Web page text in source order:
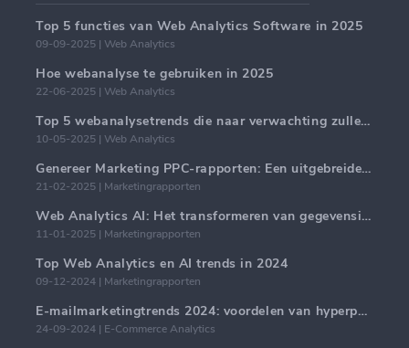
Top 5 functies van Web Analytics Software in 2025
09-09-2025 | Web Analytics
Hoe webanalyse te gebruiken in 2025
22-06-2025 | Web Analytics
Top 5 webanalysetrends die naar verwachting zullen domineren in 2025
10-05-2025 | Web Analytics
Genereer Marketing PPC-rapporten: Een uitgebreide handleiding
21-02-2025 | Marketingrapporten
Web Analytics AI: Het transformeren van gegevensinzichten met precisie
11-01-2025 | Marketingrapporten
Top Web Analytics en AI trends in 2024
09-12-2024 | Marketingrapporten
E-mailmarketingtrends 2024: voordelen van hyperpersonalisatie
24-09-2024 | E-Commerce Analytics